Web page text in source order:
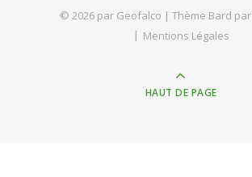
© 2026 par Geofalco | Thème Bard par
Mentions Légales
HAUT DE PAGE